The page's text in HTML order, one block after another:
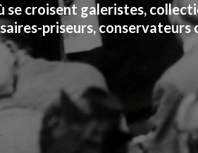
se croisent galeristes,
priseurs, conservateurs